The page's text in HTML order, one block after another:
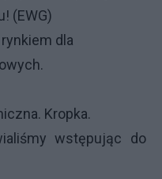
(EWG)
dla
Kropka.
wstępując do